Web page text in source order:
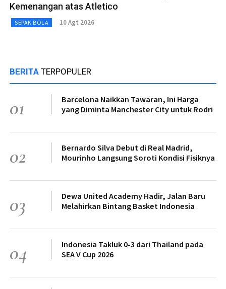
Kemenangan atas Atletico
SEPAK BOLA 10 Agt 2026
BERITA TERPOPULER
01
Barcelona Naikkan Tawaran, Ini Harga
yang Diminta Manchester City untuk Rodri
02
Bernardo Silva Debut di Real Madrid,
Mourinho Langsung Soroti Kondisi Fisiknya
03
Dewa United Academy Hadir, Jalan Baru
Melahirkan Bintang Basket Indonesia
04
Indonesia Takluk 0-3 dari Thailand pada
SEA V Cup 2026